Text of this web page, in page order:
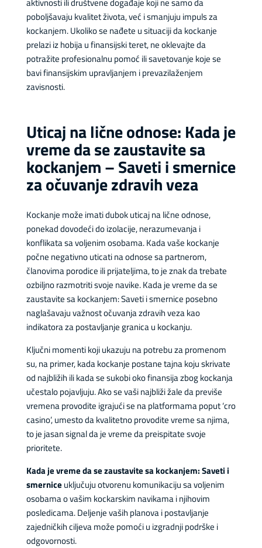
poboljšavaju kvalitet života, već i smanjuju impuls za
kockanjem. Ukoliko se nađete u situaciji da kockanje
prelazi iz hobija u finansijski teret, ne oklevajte da
potražite profesionalnu pomoć ili savetovanje koje se
bavi finansijskim upravljanjem i prevazilaženjem
zavisnosti.
Uticaj na lične odnose: Kada je
vreme da se zaustavite sa
kockanjem – Saveti i smernice
za očuvanje zdravih veza
Kockanje može imati dubok uticaj na lične odnose,
ponekad dovodeći do izolacije, nerazumevanja i
konflikata sa voljenim osobama. Kada vaše kockanje
počne negativno uticati na odnose sa partnerom,
članovima porodice ili prijateljima, to je znak da trebate
ozbiljno razmotriti svoje navike. Kada je vreme da se
zaustavite sa kockanjem: Saveti i smernice posebno
naglašavaju važnost očuvanja zdravih veza kao
indikatora za postavljanje granica u kockanju.
Ključni momenti koji ukazuju na potrebu za promenom
su, na primer, kada kockanje postane tajna koju skrivate
od najbližih ili kada se sukobi oko finansija zbog kockanja
učestalo pojavljuju. Ako se vaši najbliži žale da previše
vremena provodite igrajući se na platformama poput ‘cro
casino’, umesto da kvalitetno provodite vreme sa njima,
to je jasan signal da je vreme da preispitate svoje
prioritete.
Kada je vreme da se zaustavite sa kockanjem: Saveti i
smerniceuključuju otvorenu komunikaciju sa voljenim
osobama o vašim kockarskim navikama i njihovim
posledicama. Deljenje vaših planova i postavljanje
zajedničkih ciljeva može pomoći u izgradnji podrške i
odgovornosti.